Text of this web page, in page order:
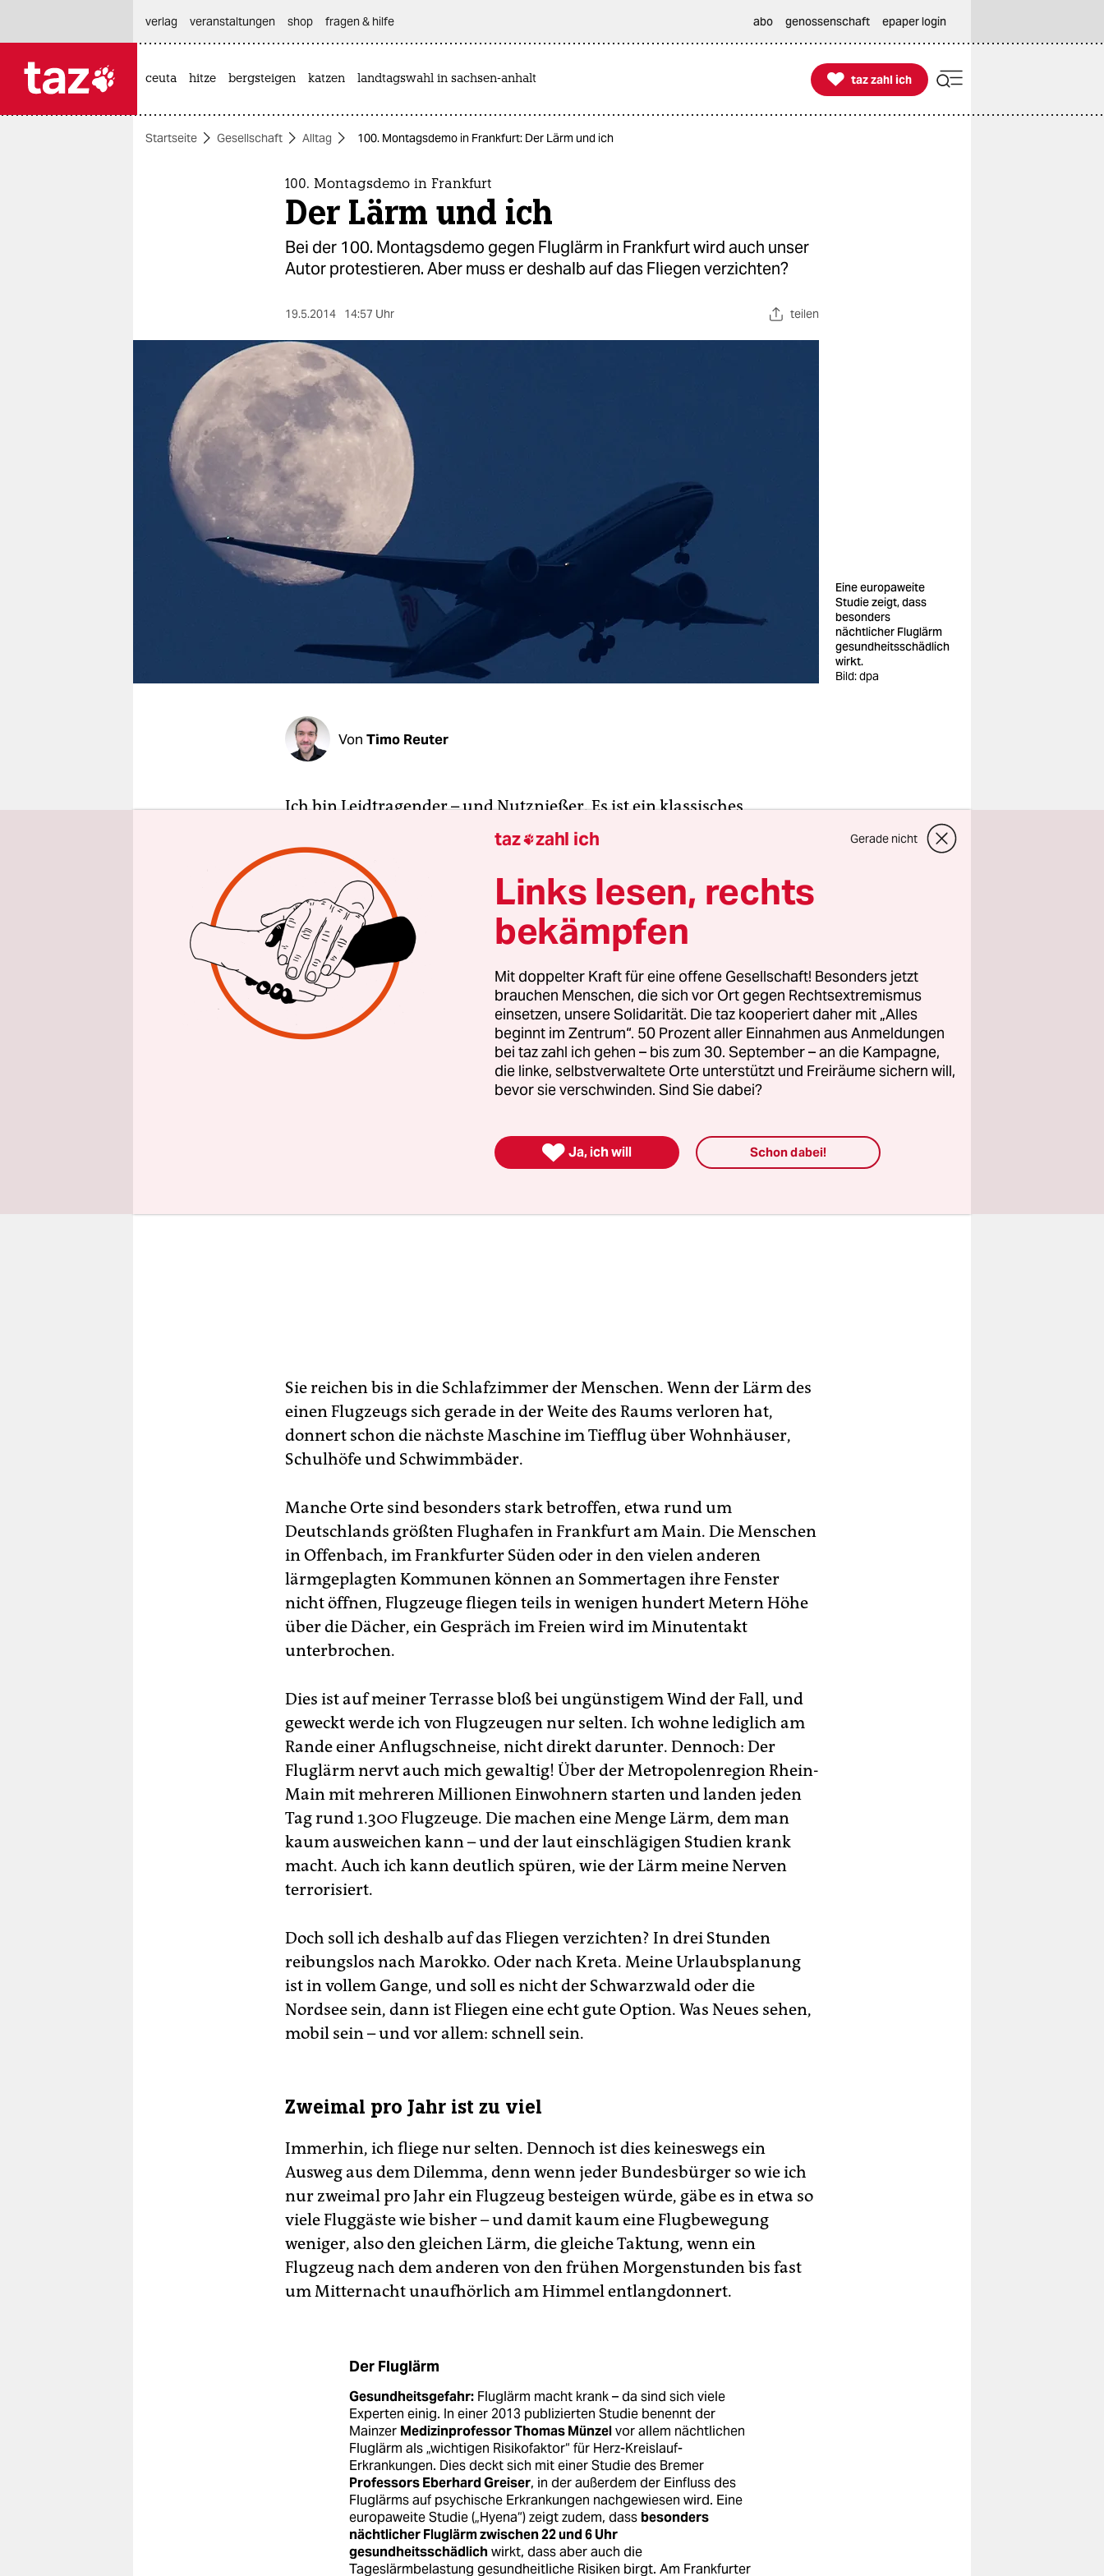
themen
nord
wahrheit
verlag
veranstaltungen
verlag
veranstaltungen shop fragen & hilfe abo genossenschaft epaper login
ceuta hitze bergsteigen katzen landtagswahl in sachsen-anhalt 
taz zahl ich
taz zahl ich
Startseite Gesellschaft Alltag 100. Montagsdemo in Frankfurt: Der Lärm und ich
100. Montagsdemo in Frankfurt
Der Lärm und ich
Bei der 100. Montagsdemo gegen Fluglärm in Frankfurt wird auch unser
Autor protestieren. Aber muss er deshalb auf das Fliegen verzichten?
19.5.2014 14:57 Uhr teilen
Eine europaweite
Studie zeigt, dass
besonders
nächtlicher Fluglärm
gesundheitsschädlich
wirkt.
Bild: dpa
Von Timo Reuter
Ich bin Leidtragender – und Nutznießer. Es ist ein klassisches
Dilemma: Muss ich, weil ich die Auswirkungen von etwas kritisiere,
auch auf dessen Vorzüge verzichten? Darf ich mich über Fluglärm
beschweren und gleichzeitig in den Urlaub fliegen?
Es ist auch ein kollektives Dilemma, zumindest für die unzähligen
Betroffenen, über deren Häusern sich die Lärmschneisen der Republik
entlangziehen – und die gleichzeitig entweder in puncto Mobilität oder
ökonomisch vom Flughafen profitieren. Oder, weil sie im Winter gerne
Erdbeeren essen. So weit reichen die Verstrickungen in unserer
globalisierten Welt.
Sie reichen bis in die Schlafzimmer der Menschen. Wenn der Lärm des
einen Flugzeugs sich gerade in der Weite des Raums verloren hat,
donnert schon die nächste Maschine im Tiefflug über Wohnhäuser,
Schulhöfe und Schwimmbäder.
Manche Orte sind besonders stark betroffen, etwa rund um
Deutschlands größten Flughafen in Frankfurt am Main. Die Menschen
in Offenbach, im Frankfurter Süden oder in den vielen anderen
lärmgeplagten Kommunen können an Sommertagen ihre Fenster
nicht öffnen, Flugzeuge fliegen teils in wenigen hundert Metern Höhe
über die Dächer, ein Gespräch im Freien wird im Minutentakt
unterbrochen.
Dies ist auf meiner Terrasse bloß bei ungünstigem Wind der Fall, und
geweckt werde ich von Flugzeugen nur selten. Ich wohne lediglich am
Rande einer Anflugschneise, nicht direkt darunter. Dennoch: Der
Fluglärm nervt auch mich gewaltig! Über der Metropolenregion Rhein-
Main mit mehreren Millionen Einwohnern starten und landen jeden
Tag rund 1.300 Flugzeuge. Die machen eine Menge Lärm, dem man
kaum ausweichen kann – und der laut einschlägigen Studien krank
macht. Auch ich kann deutlich spüren, wie der Lärm meine Nerven
terrorisiert.
Doch soll ich deshalb auf das Fliegen verzichten? In drei Stunden
reibungslos nach Marokko. Oder nach Kreta. Meine Urlaubsplanung
ist in vollem Gange, und soll es nicht der Schwarzwald oder die
Nordsee sein, dann ist Fliegen eine echt gute Option. Was Neues sehen,
mobil sein – und vor allem: schnell sein.
Zweimal pro Jahr ist zu viel
Immerhin, ich fliege nur selten. Dennoch ist dies keineswegs ein
Ausweg aus dem Dilemma, denn wenn jeder Bundesbürger so wie ich
nur zweimal pro Jahr ein Flugzeug besteigen würde, gäbe es in etwa so
viele Fluggäste wie bisher – und damit kaum eine Flugbewegung
weniger, also den gleichen Lärm, die gleiche Taktung, wenn ein
Flugzeug nach dem anderen von den frühen Morgenstunden bis fast
um Mitternacht unaufhörlich am Himmel entlangdonnert.
Der Fluglärm
Gesundheitsgefahr:Fluglärm macht krank – da sind sich viele
Experten einig. In einer 2013 publizierten Studie benennt der
Mainzer Medizinprofessor Thomas Münzelvor allem nächtlichen
Fluglärm als „wichtigen Risikofaktor“ für Herz-Kreislauf-
Erkrankungen. Dies deckt sich mit einer Studie des Bremer
Professors Eberhard Greiser, in der außerdem der Einfluss des
Fluglärms auf psychische Erkrankungen nachgewiesen wird. Eine
europaweite Studie („Hyena“) zeigt zudem, dass besonders
nächtlicher Fluglärm zwischen 22 und 6 Uhr
gesundheitsschädlichwirkt, dass aber auch die
Tageslärmbelastung gesundheitliche Risiken birgt. Am Frankfurter
taz zahl ich Gerade nicht
Links lesen, rechts
bekämpfen
Mit doppelter Kraft für eine offene Gesellschaft! Besonders jetzt
brauchen Menschen, die sich vor Ort gegen Rechtsextremismus
einsetzen, unsere Solidarität. Die taz kooperiert daher mit „Alles
beginnt im Zentrum“. 50 Prozent aller Einnahmen aus Anmeldungen
bei taz zahl ich gehen – bis zum 30. September – an die Kampagne,
die linke, selbstverwaltete Orte unterstützt und Freiräume sichern will,
bevor sie verschwinden. Sind Sie dabei?
 Ja, ich will Schon dabei!